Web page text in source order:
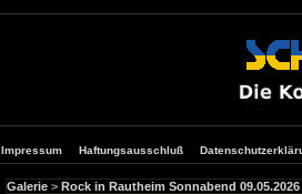
Impressum Haftungsausschluß
Galerie > Rock in Rautheim Sonnabend 09.05.2026